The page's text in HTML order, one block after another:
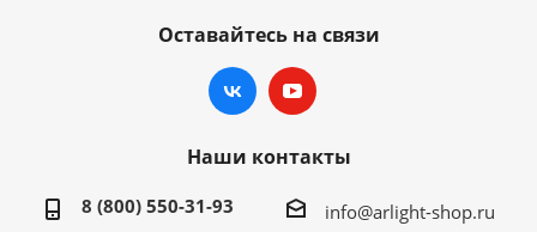
Оставайтесь на связи
Наши контакты
8 (800) 550-31-93 info@arlight-shop.ru